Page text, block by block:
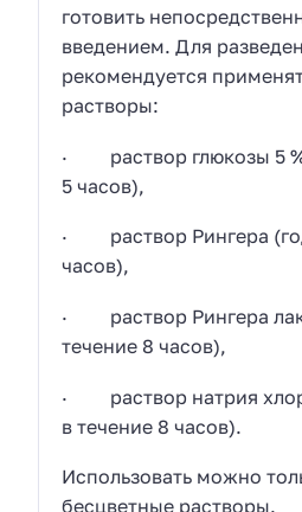
готовить
введением. Для
рекомендуется
растворы:
· раствор глюкозы 5 %
5 часов),
· раствор Рингера
часов),
· раствор Рингера
течение 8 часов),
· раствор натрия
в течение 8 часов).
Использовать можно
бесцветные растворы.